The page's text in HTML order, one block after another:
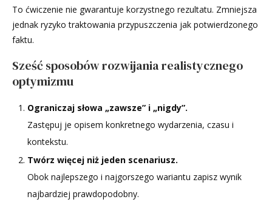
To ćwiczenie nie gwarantuje korzystnego rezultatu. Zmniejsza
jednak ryzyko traktowania przypuszczenia jak potwierdzonego
faktu.
Sześć sposobów rozwijania realistycznego
optymizmu
Ograniczaj słowa „zawsze” i „nigdy”.
Zastępuj je opisem konkretnego wydarzenia, czasu i
kontekstu.
Twórz więcej niż jeden scenariusz.
Obok najlepszego i najgorszego wariantu zapisz wynik
najbardziej prawdopodobny.